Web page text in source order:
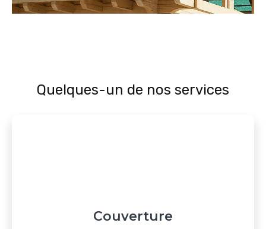
Quelques-un de nos services
Couverture